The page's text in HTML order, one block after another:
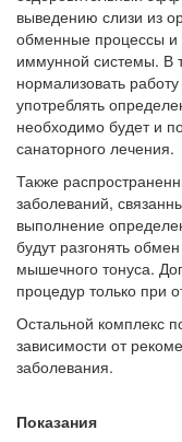
выведению слизи из
обменные процессы и
иммунной системы. В
нормализовать
употреблять
необходимо будет и
санаторного лечения.
Также
заболеваний,
выполнение
будут разгонять
мышечного тонуса.
процедур только при
Остальной комплекс
зависимости от
заболевания.
Показания